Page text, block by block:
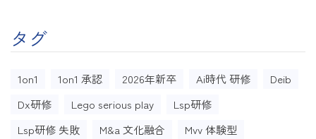
タグ
1on1 1on1 承認 2026年新卒 Ai時代 研修
Deib
Dx研修
Lego serious play
Lsp研修
Lsp研修 失敗
M&a 文化融合
Mvv 体験型